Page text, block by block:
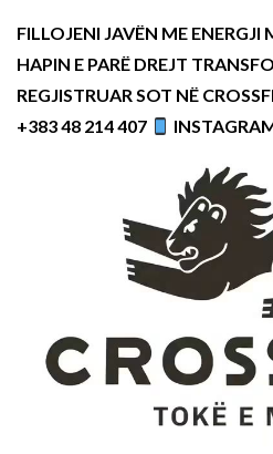
FILLOJENI JAVËN ME ENERGJI
HAPIN E PARË DREJT
REGJISTRUAR SOT NË
+383 48 214 407